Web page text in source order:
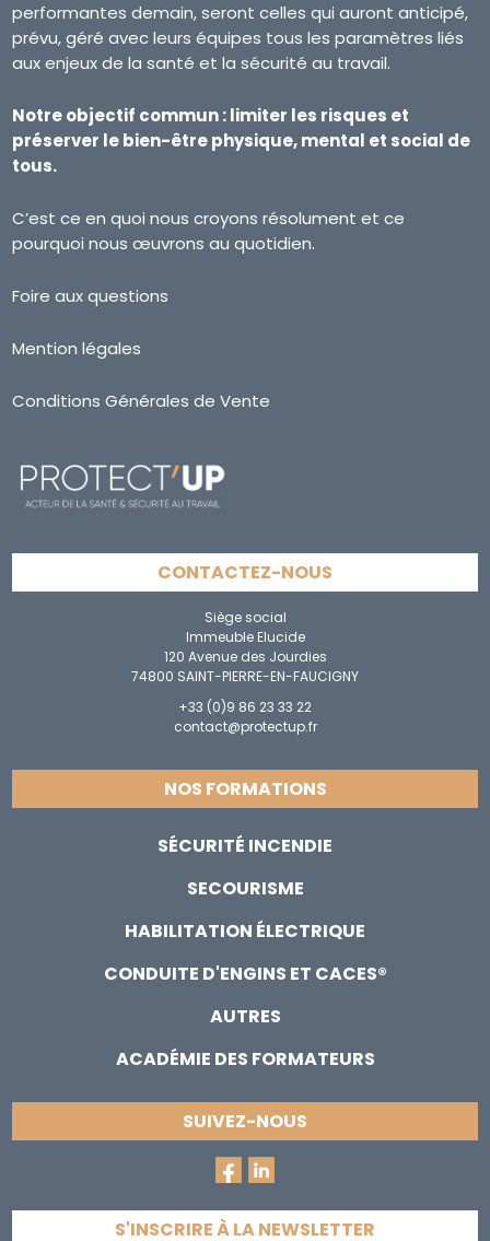
performantes demain, seront celles qui auront anticipé,
prévu, géré avec leurs équipes tous les paramètres liés
aux enjeux de la santé et la sécurité au travail.
Notre objectif commun : limiter les risques et
préserver le bien-être physique, mental et social de
tous.
C’est ce en quoi nous croyons résolument et ce
pourquoi nous œuvrons au quotidien.
Foire aux questions
Mention légales
Conditions Générales de Vente
CONTACTEZ-NOUS
Siège social
Immeuble Elucide
120 Avenue des Jourdies
74800 SAINT-PIERRE-EN-FAUCIGNY
+33 (0)9 86 23 33 22
contact@protectup.fr
NOS FORMATIONS
SÉCURITÉ INCENDIE
SECOURISME
HABILITATION ÉLECTRIQUE
CONDUITE D'ENGINS ET CACES®
AUTRES
ACADÉMIE DES FORMATEURS
SUIVEZ-NOUS
S'INSCRIRE À LA NEWSLETTER